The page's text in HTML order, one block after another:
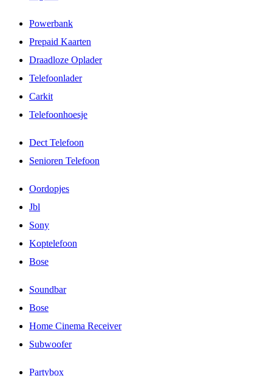
Powerbank
Prepaid Kaarten
Draadloze Oplader
Telefoonlader
Carkit
Telefoonhoesje
Dect Telefoon
Senioren Telefoon
Oordopjes
Jbl
Sony
Koptelefoon
Bose
Soundbar
Bose
Home Cinema Receiver
Subwoofer
Partybox